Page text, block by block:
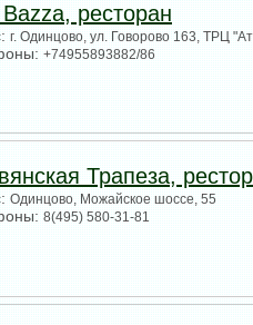
ресторан
г. Одинцово, ул. Говорово 163, ТРЦ
+74955893882/86
Трапеза,
Одинцово, Можайское шоссе, 55
8(495) 580-31-81